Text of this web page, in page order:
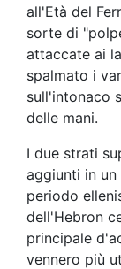
all'Età del
sorte di
attaccate ai
spalmato i
sull'intonaco
delle mani.
I due strati
aggiunti in
periodo
dell'Hebron
principale
vennero più